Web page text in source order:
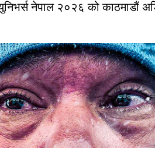
नेपाल २०२६ को काठमाडौं